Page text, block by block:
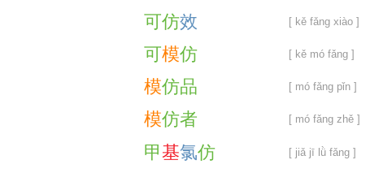
可仿效 [ kě fǎng xiào ]
可模仿 [ kě mó fǎng ]
模仿品 [ mó fǎng pǐn ]
模仿者 [ mó fǎng zhě ]
甲 基氯仿 [ jiǎ jī lǜ fǎng ]